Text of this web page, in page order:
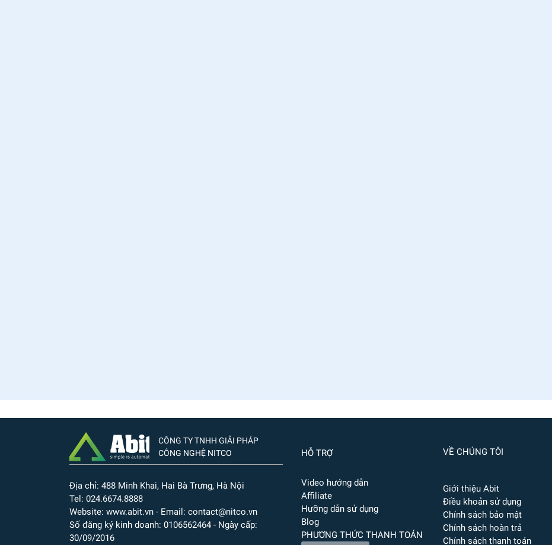
CÔNG TY TNHH GIẢI PHÁP
CÔNG NGHỆ NITCO
Địa chỉ: 488 Minh Khai, Hai Bà Trưng, Hà Nội
Tel: 024.6674.8888
Website: www.abit.vn - Email: contact@nitco.vn
Số đăng ký kinh doanh: 0106562464 - Ngày cấp:
30/09/2016
HỖ TRỢ
Video hướng dẫn
Affiliate
Hưỡng dẫn sử dụng
Blog
PHƯƠNG THỨC THANH TOÁN
VỀ CHÚNG TÔI
Giới thiệu Abit
Điều khoản sử dụng
Chính sách bảo mật
Chính sách hoàn trả
Chính sách thanh toán